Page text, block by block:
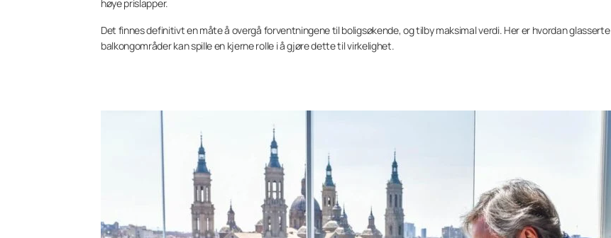
høye prislapper.
Det finnes definitivt en måte å overgå forventningene til boligsøkende, og tilby maksimal verdi. Her er hvordan glasserte
balkongområder kan spille en kjerne rolle i å gjøre dette til virkelighet.